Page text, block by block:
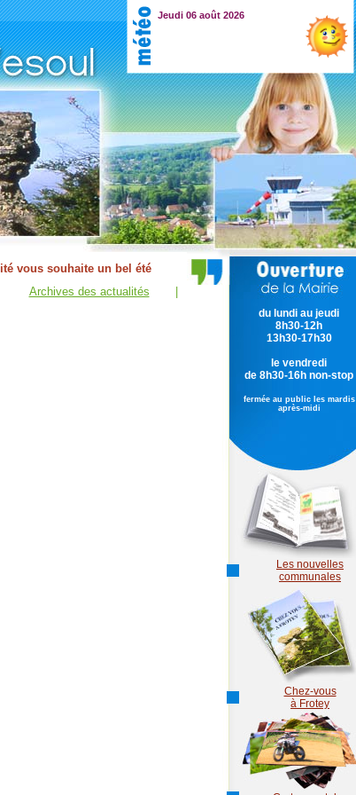
Jeudi 06 août 2026
Archives des actualités
du lundi au jeudi
8h30-12h
13h30-17h30
le vendredi
de 8h30-16h non-stop
fermée au public les mardis
après-midi
Les nouvelles
communales
Chez-vous
à Frotey